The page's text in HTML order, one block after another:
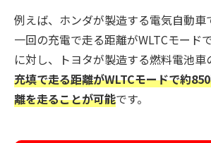
例えば、ホンダが製造する電気自動
一回の充電で走る距離がWLTCモード
に対し、トヨタが製造する燃料電池車
充填で走る距離がWLTCモードで約
離を走ることが可能です。